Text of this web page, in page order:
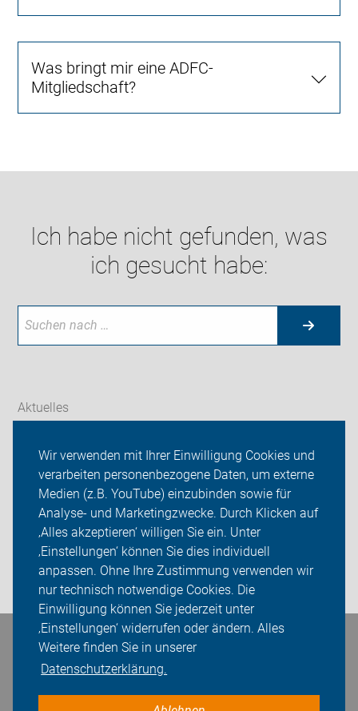
Wir verwenden mit Ihrer Einwilligung Cookies und
verarbeiten personenbezogene Daten, um externe
Medien (z.B. YouTube) einzubinden sowie für
Analyse- und Marketingzwecke. Durch Klicken auf
‚Alles akzeptieren‘ willigen Sie ein. Unter
‚Einstellungen‘ können Sie dies individuell
anpassen. Ohne Ihre Zustimmung verwenden wir
nur technisch notwendige Cookies. Die
Einwilligung können Sie jederzeit unter
‚Einstellungen‘ widerrufen oder ändern. Alles
Weitere finden Sie in unserer
Datenschutzerklärung.
Was bringt mir eine ADFC-
Mitgliedschaft?
Ich habe nicht gefunden, was
ich gesucht habe:
Aktuelles
Radtouren
ADFC Ilm-Kreis
Sei dabei
Login
Bleiben Sie in Kontakt